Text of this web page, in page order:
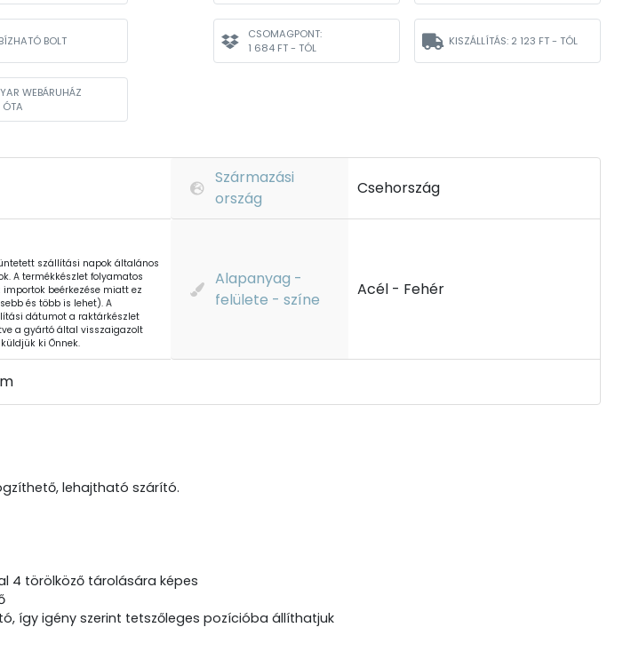
BOLT
WEBÁRUHÁZ
CSOMAGPONT:
1 684 FT - TÓL
KISZÁLLÍTÁS: 2 123 FT - TÓL
Származási
ország
Csehország
szállítási napok általános
A termékkészlet folyamatos
beérkezése miatt ez
és több is lehet). A
dátumot a raktárkészlet
a gyártó által visszaigazolt
ki Önnek.
Alapanyag -
felülete - színe
Acél - Fehér
lehajtható szárító.
4 törölköző tárolására képes
így igény szerint tetszőleges pozícióba állíthatjuk